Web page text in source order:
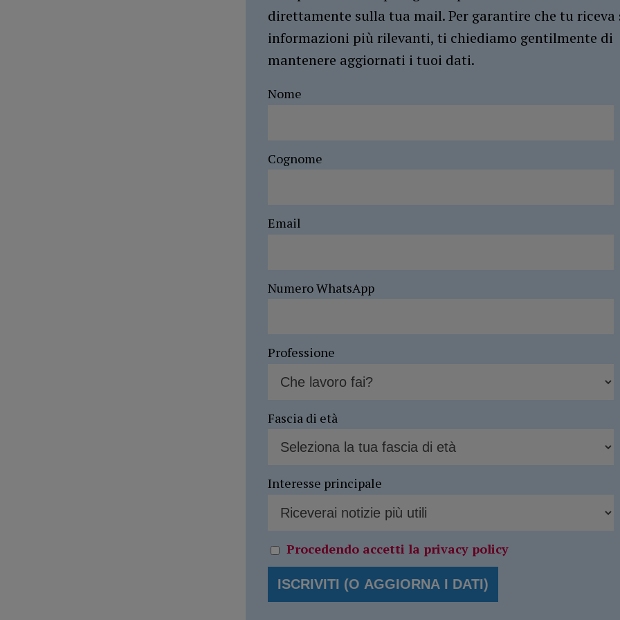
direttamente sulla tua mail. Per garantire che tu riceva
informazioni più rilevanti, ti chiediamo gentilmente di
mantenere aggiornati i tuoi dati.
Nome
Cognome
Email
Numero WhatsApp
Professione
Fascia di età
Interesse principale
Procedendo accetti la privacy policy